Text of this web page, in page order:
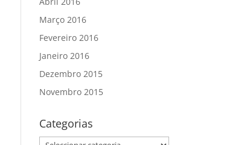
Março 2016
Fevereiro 2016
Janeiro 2016
Dezembro 2015
Novembro 2015
Categorias